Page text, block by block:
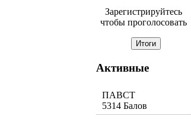
Зарегистрируйтесь
чтобы проголосовать
Активные
ПАВСТ
5314 Балов